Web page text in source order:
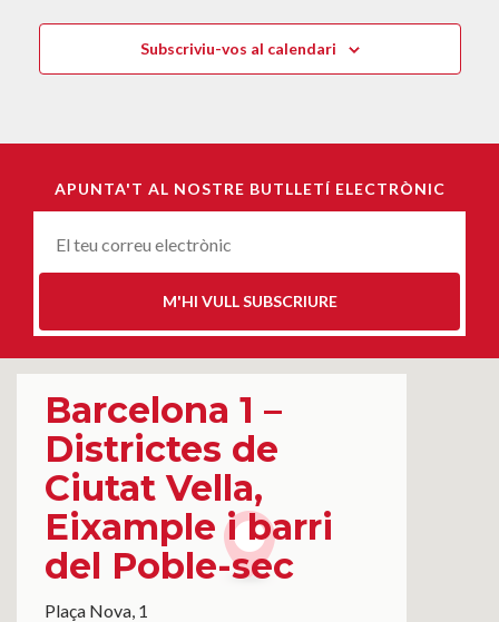
Subscriviu-vos al calendari
APUNTA'T AL NOSTRE BUTLLETÍ ELECTRÒNIC
Correu-
M'HI VULL SUBSCRIURE
Barcelona 1 –
Districtes de
Ciutat Vella,
Eixample i barri
del Poble-sec
Plaça Nova, 1